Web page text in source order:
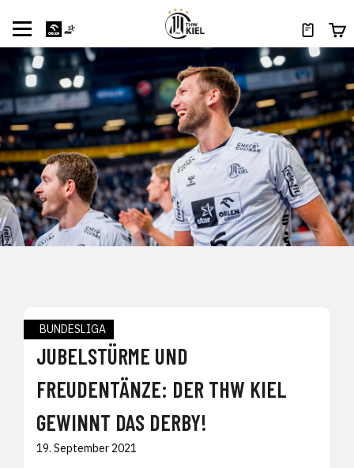
BUNDESLIGA
JUBELSTÜRME UND
FREUDENTÄNZE: DER THW KIEL
GEWINNT DAS DERBY!
19. September 2021